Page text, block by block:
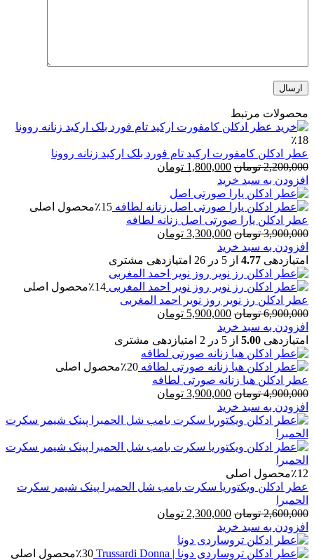
محصولات مرتبط
٪18
عطر ادکلن کامفورت ارکید تام فورد بلک ارکید زنانه روونا
2,200,000 تومان قیمت
اصلی
2,200,000 تومان
بود.
1,800,000 تومان
است.
افزودن به سبد خرید
٪15محصول اصلی
عطر ادکلن یارا صورتی اصل زنانه لطافه
3,900,000 تومان قیمت
اصلی
3,900,000 تومان
بود.
3,300,000 تومان
3,300,000 تومان
است.
افزودن به سبد خرید
امتیازدهی 4.77 از 5 در 26 امتیازدهی مشتری
٪14محصول اصلی
عطر ادکلن رز نویر روز نویر احمد المغربی
6,900,000 تومان قیمت
اصلی
6,900,000 تومان
بود.
5,900,000 تومان
است.
افزودن به سبد خرید
امتیازدهی 5.00 از 5 در 2 امتیازدهی مشتری
٪20محصول اصلی
عطر ادکلن هیا زنانه صورتی لطافه
4,900,000 تومان قیمت
اصلی
4,900,000 تومان
3,900,000 تومان
3,900,000 تومان
افزودن به سبد خرید
٪12محصول اصلی
عطر ادکلن ویکتوریا سکرت بامب شل الحمبرا پینک شیمر سکرت
الحمبرا
2,600,000 تومان قیمت
اصلی
2,600,000 تومان
بود.
2,300,000 تومان
است.
افزودن به سبد خرید
٪30محصول اصلی